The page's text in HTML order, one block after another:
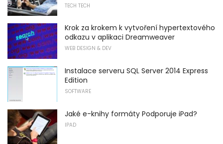
TECH TECH
Krok za krokem k vytvoření hypertextového
odkazu v aplikaci Dreamweaver
WEB DESIGN & DEV
Instalace serveru SQL Server 2014 Express
Edition
SOFTWARE
Jaké e-knihy formáty Podporuje iPad?
IPAD